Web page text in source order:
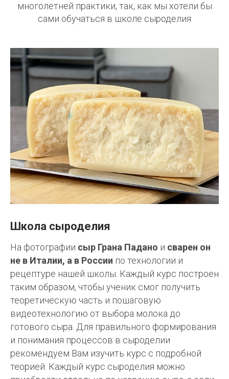
многолетней практики, так, как мы хотели бы
сами обучаться в школе сыроделия
Школа сыроделия
На фотографии сыр Грана Падано и сварен он
не в Италии, а в России по технологии и
рецептуре нашей школы. Каждый курс построен
таким образом, чтобы ученик смог получить
теоретическую часть и пошаговую
видеотехнологию от выбора молока до
готового сыра. Для правильного формирования
и понимания процессов в сыроделии
рекомендуем Вам изучить курс с подробной
теорией. Каждый курс сыроделия можно